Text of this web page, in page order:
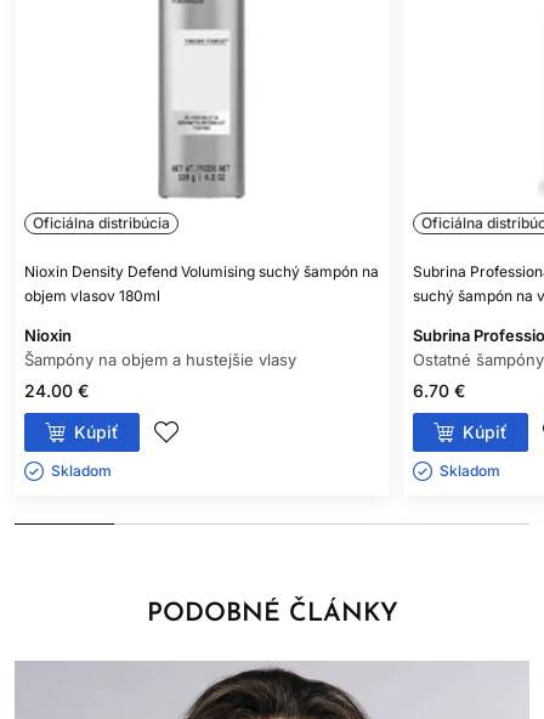
Oficiálna distribúcia
Nioxin Density Defend Volumising suchý šampón na
objem vlasov 180ml
Nioxin
Šampóny na objem a hustejšie vlasy
24.00 €
Kúpiť
Skladom ㅤ
Oficiálna
Subrina
suchý šampón na
Subrina
Ostatné šampóny
6.70 €
Kúpiť
Skladom ㅤ
PODOBNÉ ČLÁNKY